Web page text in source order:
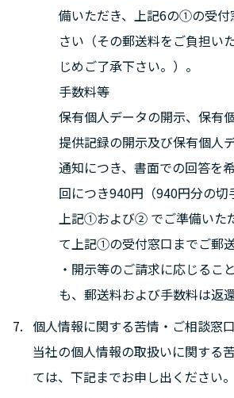
備いただき、上記6の①の受付
さい（その郵送料をご負担い
じめご了承下さい。）。
手数料等
保有個人データの開示、保有
提供記録の開示及び保有個人
通知につき、書面での回答を
回につき940円（940円分の切
上記①および② でご準備いた
て上記①の受付窓口までご郵送
・開示等のご請求に応じるこ
も、郵送料および手数料は返
個人情報に関する苦情・ご相談窓口
当社の個人情報の取扱いに関する
ては、下記までお申し出ください。